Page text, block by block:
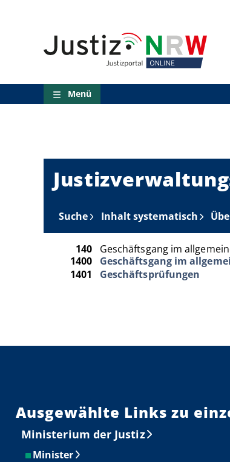
technischen
Suche
Zum
aktuellen
ausgewählten
Menü
Suche Inhalt systematisch
140
Geschäftsgang im
1400
Geschäftsgang im
1401
Geschäftsprüfungen
Ausgewählte Links zu
Ministerium der Justiz
Minister